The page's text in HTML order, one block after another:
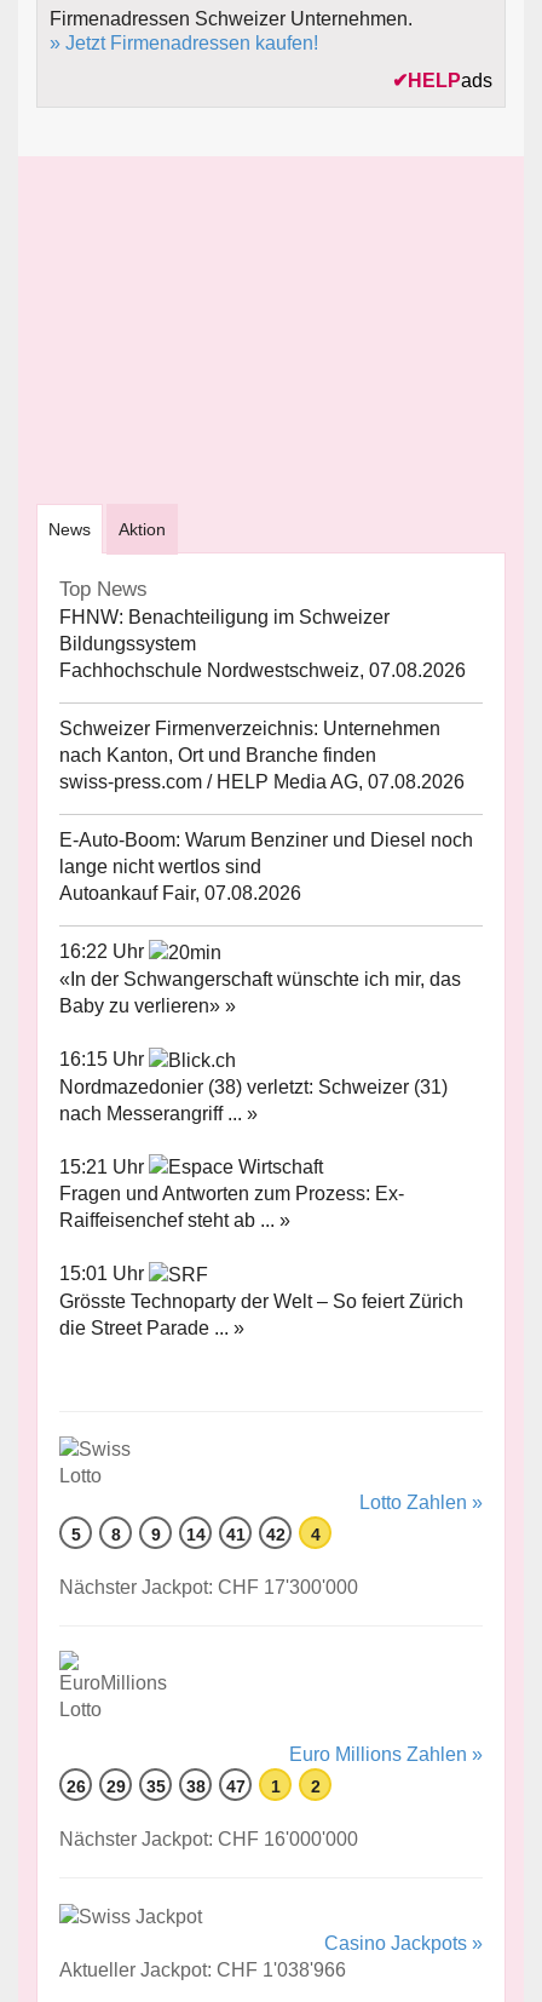
Firmenadressen Schweizer Unternehmen.
» Jetzt Firmenadressen kaufen!
✔ HELPads
News Aktion
Top News
FHNW: Benachteiligung im Schweizer
Bildungssystem
Fachhochschule Nordwestschweiz, 07.08.2026
Schweizer Firmenverzeichnis: Unternehmen
nach Kanton, Ort und Branche finden
swiss-press.com / HELP Media AG, 07.08.2026
E-Auto-Boom: Warum Benziner und Diesel noch
lange nicht wertlos sind
Autoankauf Fair, 07.08.2026
16:22 Uhr
«In der Schwangerschaft wünschte ich mir, das
Baby zu verlieren» »
16:15 Uhr
Nordmazedonier (38) verletzt: Schweizer (31)
nach Messerangriff ... »
15:21 Uhr
Fragen und Antworten zum Prozess: Ex-
Raiffeisenchef steht ab ... »
15:01 Uhr
Grösste Technoparty der Welt – So feiert Zürich
die Street Parade ... »
Lotto Zahlen »
5 8 9 14 41 42 4
Nächster Jackpot: CHF 17'300'000
Euro Millions Zahlen »
26 29 35 38 47 1 2
Nächster Jackpot: CHF 16'000'000
Casino Jackpots »
Aktueller Jackpot: CHF 1'038'966